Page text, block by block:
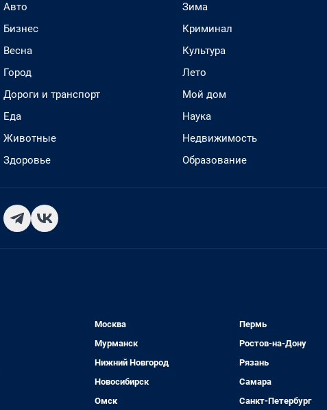
Авто
Бизнес
Весна
Город
Дороги и транспорт
Еда
Животные
Здоровье
Зима
Криминал
Культура
Лето
Мой дом
Наука
Недвижимость
Образование
Москва
Мурманск
Нижний Новгород
Новосибирск
Омск
Пермь
Ростов-на-Дону
Рязань
Самара
Санкт-Петербург